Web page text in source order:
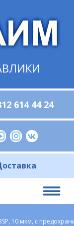
614 44 24
10 мкм, с